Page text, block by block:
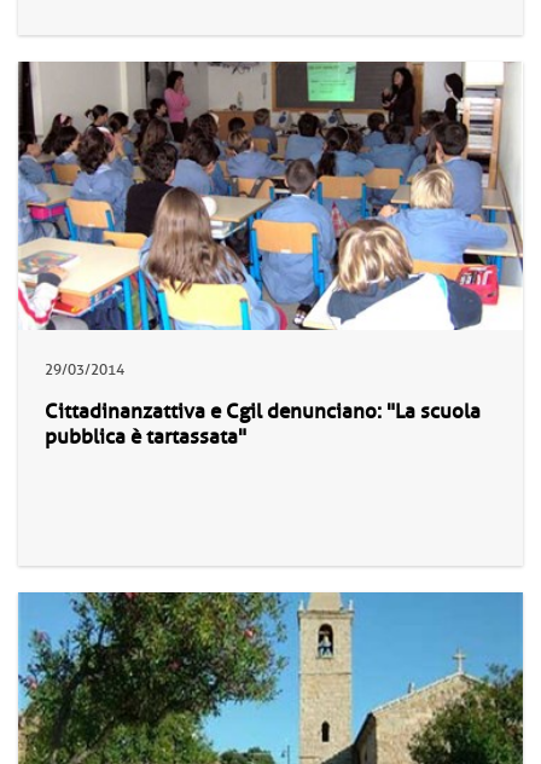
29/03/2014
Cittadinanzattiva e Cgil denunciano: "La scuola
pubblica è tartassata"